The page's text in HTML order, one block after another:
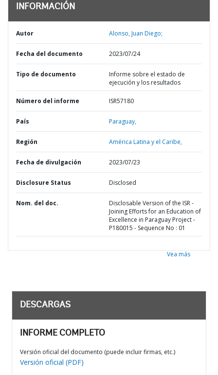
INFORMACIÓN
Autor Alonso, Juan Diego;
Fecha del documento 2023/07/24
Tipo de documento
Informe sobre el estado de
ejecución y los resultados
Número del informe ISR57180
País Paraguay,
Región América Latina y el Caribe,
Fecha de divulgación 2023/07/23
Disclosure Status Disclosed
Nom. del doc.
Disclosable Version of the ISR -
Joining Efforts for an Education of
Excellence in Paraguay Project -
P180015 - Sequence No : 01
Vea más
DESCARGAS
INFORME COMPLETO
Versión oficial del documento (puede incluir firmas, etc.)
Versión oficial (PDF)